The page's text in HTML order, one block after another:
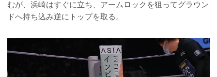
むが、浜崎はすぐに立ち、アームロックを狙ってグラウン
ドへ持ち込み逆にトップを取る。